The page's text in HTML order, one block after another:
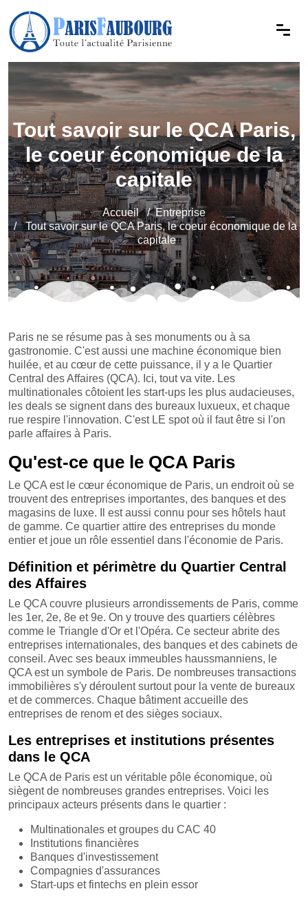
Tout savoir sur le QCA Paris,
le coeur économique de la
capitale
Accueil
Entreprise
Tout savoir sur le QCA Paris, le coeur économique de la
capitale
Paris ne se résume pas à ses monuments ou à sa
gastronomie. C'est aussi une machine économique bien
huilée, et au cœur de cette puissance, il y a le Quartier
Central des Affaires (QCA). Ici, tout va vite. Les
multinationales côtoient les start-ups les plus audacieuses,
les deals se signent dans des bureaux luxueux, et chaque
rue respire l'innovation. C'est LE spot où il faut être si l'on
parle affaires à Paris.
Qu'est-ce que le QCA Paris
Le QCA est le cœur économique de Paris, un endroit où se
trouvent des entreprises importantes, des banques et des
magasins de luxe. Il est aussi connu pour ses hôtels haut
de gamme. Ce quartier attire des entreprises du monde
entier et joue un rôle essentiel dans l'économie de Paris.
Définition et périmètre du Quartier Central
des Affaires
Le QCA couvre plusieurs arrondissements de Paris, comme
les 1er, 2e, 8e et 9e. On y trouve des quartiers célèbres
comme le Triangle d'Or et l'Opéra. Ce secteur abrite des
entreprises internationales, des banques et des cabinets de
conseil. Avec ses beaux immeubles haussmanniens, le
QCA est un symbole de Paris. De nombreuses transactions
immobilières s'y déroulent surtout pour la vente de bureaux
et de commerces. Chaque bâtiment accueille des
entreprises de renom et des sièges sociaux.
Les entreprises et institutions présentes
dans le QCA
Le QCA de Paris est un véritable pôle économique, où
siègent de nombreuses grandes entreprises. Voici les
principaux acteurs présents dans le quartier :
Multinationales et groupes du CAC 40
Institutions financières
Banques d'investissement
Compagnies d'assurances
Start-ups et fintechs en plein essor